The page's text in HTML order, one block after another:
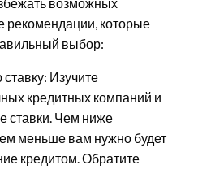
возможных
рекомендации, которые
выбор:
Изучите
кредитных компаний и
ставки. Чем ниже
меньше вам нужно будет
кредитом. Обратите